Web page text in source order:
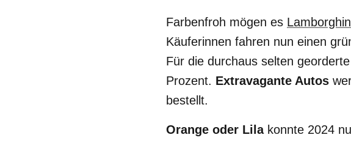
Farbenfroh mögen es
Käuferinnen fahren nun einen
Für die durchaus selten
Prozent. Extravagante Autos
bestellt.
Orange oder Lila konnte 2024